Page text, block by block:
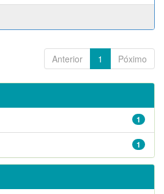
Anterior 1 Póximo
1
1